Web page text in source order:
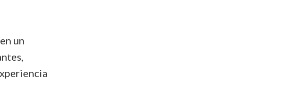
un